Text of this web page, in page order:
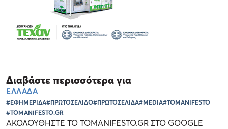
Διαβάστε περισσότερα για
ΕΛΛΑΔΑ
#ΕΦΗΜΕΡΙΔΑ#ΠΡΩΤΟΣΕΛΙΔΟ#ΠΡΩΤΟΣΕΛΙΔΑ#MEDIA#TOMANIFESTO
#TOMANIFESTO.GR
ΑΚΟΛΟΥΘΗΣΤΕ ΤΟ TOMANIFESTO.GR ΣΤΟ GOOGLE